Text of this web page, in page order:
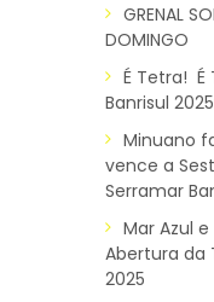
GRENAL
DOMINGO
É Tetra! É
Banrisul
Minuano
vence a
Serramar
Mar Azul
Abertura da
2025